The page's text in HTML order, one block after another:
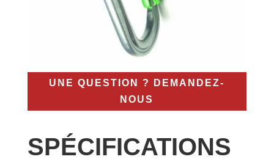
UNE QUESTION ? DEMANDEZ-
NOUS
SPÉCIFICATIONS